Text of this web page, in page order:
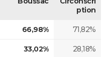
ption
66,98% 71,82%
33,02% 28,18%